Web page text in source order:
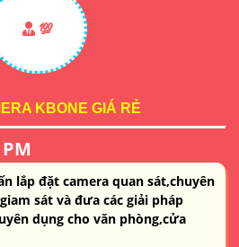
💯
KBONE GIÁ RẺ
lắp đặt camera quan sát,chuyên
sát và đưa các giải pháp
dụng cho văn phòng,cửa